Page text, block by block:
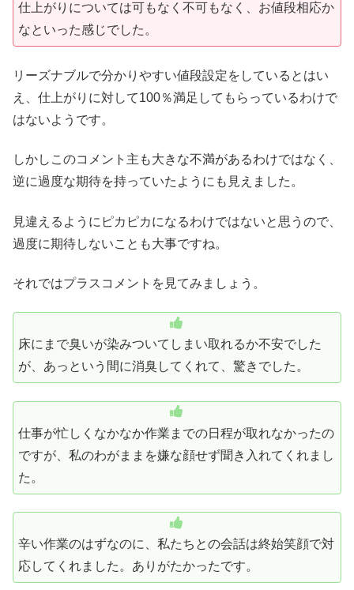
仕上がりについては可もなく不可もなく、お値段相応か
なといった感じでした。
リーズナブルで分かりやすい値段設定をしているとはい
え、仕上がりに対して100％満足してもらっているわけで
はないようです。
しかしこのコメント主も大きな不満があるわけではなく、
逆に過度な期待を持っていたようにも見えました。
見違えるようにピカピカになるわけではないと思うので、
過度に期待しないことも大事ですね。
それではプラスコメントを見てみましょう。
床にまで臭いが染みついてしまい取れるか不安でした
が、あっという間に消臭してくれて、驚きでした。
仕事が忙しくなかなか作業までの日程が取れなかったの
ですが、私のわがままを嫌な顔せず聞き入れてくれまし
た。
辛い作業のはずなのに、私たちとの会話は終始笑顔で対
応してくれました。ありがたかったです。